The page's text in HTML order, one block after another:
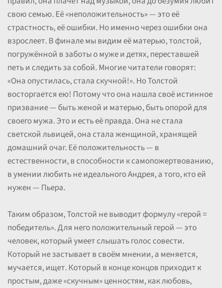
свою семью. Её «неположительность» — это её
страстность, её ошибки. Но именно через ошибки она
взрослеет. В финале мы видим её матерью, толстой,
погружённой в заботы о муже и детях, переставшей
петь и следить за собой. Многие читатели говорят:
«Она опустилась, стала скучной!». Но Толстой
восторгается ею! Потому что она нашла своё истинное
призвание — быть женой и матерью, быть опорой для
своего мужа. Это и есть её правда. Она не стала
светской львицей, она стала женщиной, хранящей
домашний очаг. Её положительность — в
естественности, в способности к самопожертвованию,
в умении любить не идеального Андрея, а того, кто ей
нужен — Пьера.
Таким образом, Толстой не выводит формулу «герой =
победитель». Для него положительный герой — это
человек, который умеет слышать голос совести.
Который не застывает в своём мнении, а меняется,
мучается, ищет. Который в конце концов приходит к
простым, даже «скучным» ценностям, как любовь,